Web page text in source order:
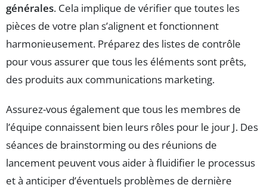
générales. Cela implique de vérifier que toutes les
pièces de votre plan s’alignent et fonctionnent
harmonieusement. Préparez des listes de contrôle
pour vous assurer que tous les éléments sont prêts,
des produits aux communications marketing.
Assurez-vous également que tous les membres de
l’équipe connaissent bien leurs rôles pour le jour J. Des
séances de brainstorming ou des réunions de
lancement peuvent vous aider à fluidifier le processus
et à anticiper d’éventuels problèmes de dernière